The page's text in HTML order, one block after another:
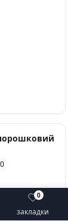
закладки
0
0